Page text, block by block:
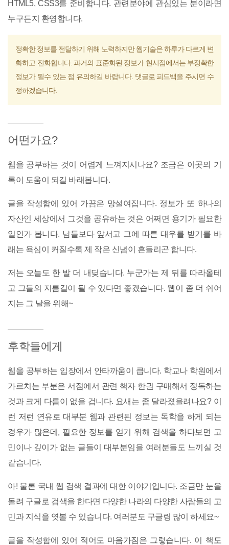
HTML5, CSS3를 준비합니다. 관련분야에 관심있는 분이라면
누구든지 환영합니다.
정확한 정보를 전달하기 위해 노력하지만 웹기술은 하루가 다르게 변
화하고 진화합니다. 과거의 표준화된 정보가 현시점에서는 부정확한
정보가 될수 있는 점 유의하길 바랍니다. 댓글로 피드백을 주시면 수
정하겠습니다.
어떤가요?
웹을 공부하는 것이 어렵게 느껴지시나요? 조금은 이곳의 기
록이 도움이 되길 바래봅니다.
글을 작성함에 있어 가끔은 망설여집니다. 정보가 또 하나의
자산인 세상에서 그것을 공유하는 것은 어쩌면 용기가 필요한
일인가 봅니다. 남들보다 앞서고 그에 따른 대우를 받기를 바
래는 욕심이 커질수록 제 작은 신념이 흔들리곤 합니다.
저는 오늘도 한 발 더 내딪습니다. 누군가는 제 뒤를 따라올테
고 그들의 지름길이 될 수 있다면 좋겠습니다. 웹이 좀 더 쉬어
지는 그 날을 위해~
후학들에게
웹을 공부하는 입장에서 안타까움이 큽니다. 학교나 학원에서
가르치는 부분은 서점에서 관련 책자 한권 구매해서 정독하는
것과 크게 다름이 없을 겁니다. 요새는 좀 달라졌을려나요? 이
런 저런 연유로 대부분 웹과 관련된 정보는 독학을 하게 되는
경우가 많은데, 필요한 정보를 얻기 위해 검색을 하다보면 고
민이나 깊이가 없는 글들이 대부분임을 여러분들도 느끼실 것
같습니다.
아! 물론 국내 웹 검색 결과에 대한 이야기입니다. 조금만 눈을
돌려 구글로 검색을 한다면 다양한 나라의 다양한 사람들의 고
민과 지식을 엿볼 수 있습니다. 여러분도 구글링 많이 하세요~
글을 작성함에 있어 적어도 마음가짐은 그렇습니다. 이 책도